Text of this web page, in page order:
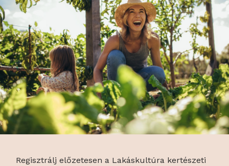
NYEREMÉNYJÁTÉK / REGISZTRÁCIÓ
Regisztrálj előzetesen a Lakáskultúra kertészeti